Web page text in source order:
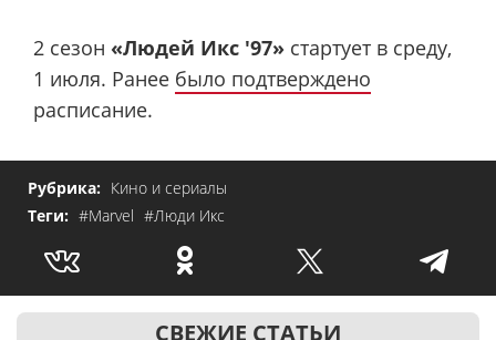
2 сезон «Людей Икс '97» стартует в среду,
1 июля. Ранее было подтверждено
расписание.
Рубрика: Кино и сериалы
Теги: #Marvel #Люди Икс
СВЕЖИЕ СТАТЬИ